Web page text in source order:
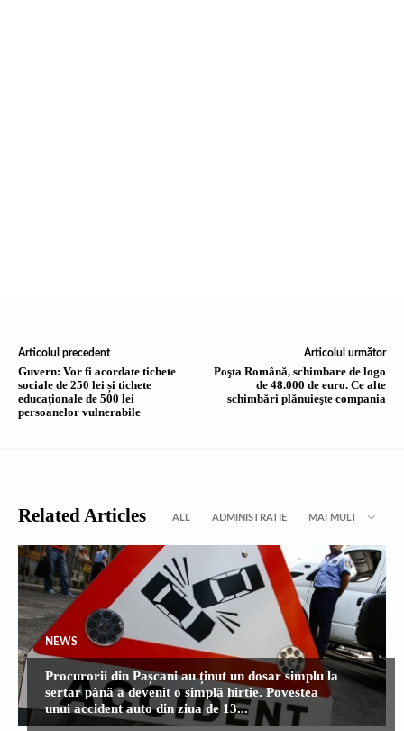
Articolul precedent
Guvern: Vor fi acordate tichete
sociale de 250 lei și tichete
educaționale de 500 lei
persoanelor vulnerabile
Articolul următor
Poşta Română, schimbare de logo
de 48.000 de euro. Ce alte
schimbări plănuieşte compania
Related Articles ALL ADMINISTRATIE MAI MULT
NEWS
Procurorii din Pașcani au ținut un dosar simplu la
sertar până a devenit o simplă hîrtie. Povestea
unui accident auto din ziua de 13...